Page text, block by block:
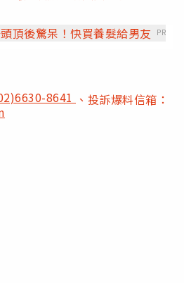
頂後驚呆！快買養髮給男友
PR
8641 、投訴爆料信箱：